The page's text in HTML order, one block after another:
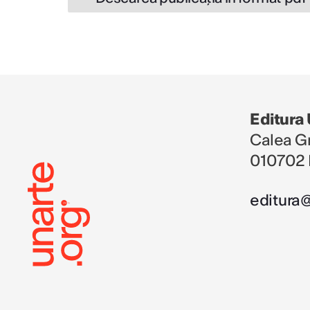
Editura
Calea
010702